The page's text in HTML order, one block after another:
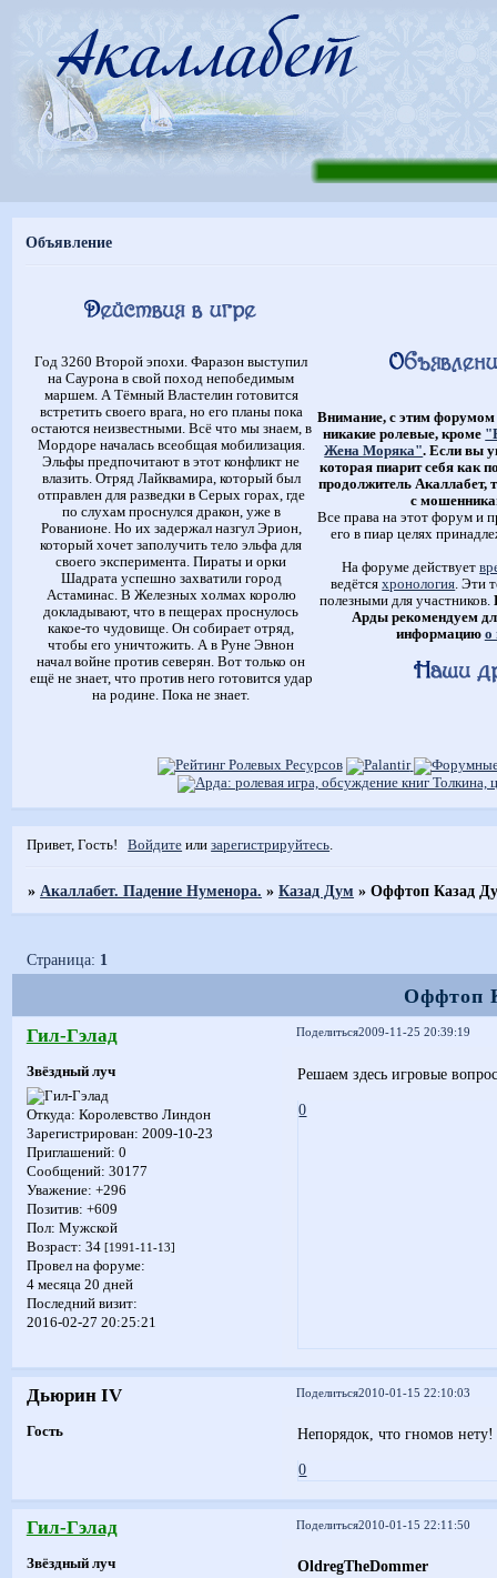
Объявление
Год 3260 Второй эпохи. Фаразон выступил
на Саурона в свой поход непобедимым
маршем. А Тёмный Властелин готовится
встретить своего врага, но его планы пока
остаются неизвестными. Всё что мы знаем, в
Мордоре началась всеобщая мобилизация.
Эльфы предпочитают в этот конфликт не
влазить. Отряд Лайквамира, который был
отправлен для разведки в Серых горах, где
по слухам проснулся дракон, уже в
Рованионе. Но их задержал назгул Эрион,
который хочет заполучить тело эльфа для
своего эксперимента. Пираты и орки
Шадрата успешно захватили город
Астаминас. В Железных холмах королю
докладывают, что в пещерах проснулось
какое-то чудовище. Он собирает отряд,
чтобы его уничтожить. А в Руне Эвнон
начал войне против северян. Вот только он
ещё не знает, что против него готовится удар
на родине. Пока не знает.
Внимание, с этим форумом
никакие ролевые, кроме
Жена Моряка". Если вы
которая пиарит себя как
продолжитель Акаллабет,
с
Все права на этот форум и
его в пиар целях
На форуме действует
ведётсяхронология. Эти
полезными для участников.
Арды рекомендуем
информацию о
Привет, Гость! Войдите илизарегистрируйтесь.
» Акаллабет. Падение Нуменора. »Казад Дум »Оффтоп Казад
Оффтоп
Страница: 1
Поделиться2009-11-25 20:39:19
Гил-Гэлад
Звёздный луч
Откуда: Королевство Линдон
Зарегистрирован: 2009-10-23
Приглашений: 0
Сообщений: 30177
Уважение: +296
Позитив: +609
Пол: Мужской
Возраст: 34 [1991-11-13]
Провел на форуме:
4 месяца 20 дней
Последний визит:
2016-02-27 20:25:21
Решаем здесь игровые
0
Поделиться2010-01-15 22:10:03
Дьюрин IV
Гость Непорядок, что гномов нету!
0
Поделиться2010-01-15 22:11:50
Гил-Гэлад
Звёздный луч
OldregTheDommer